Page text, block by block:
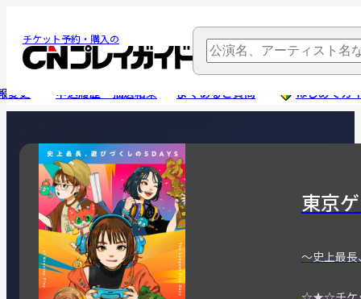
チケット予約・購入の
変更 申込履歴・抽選結果 よくあるご質問 はじめてガ
東京
～史上最長